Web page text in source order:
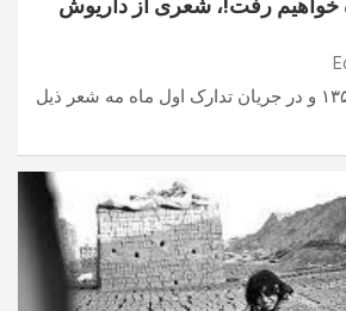
خواهیم رفت!، شعری از داریوش
در اردیبهشت سال ۱۳۵۹ و در جریان تدارک اول ماه مه شعر ذیل